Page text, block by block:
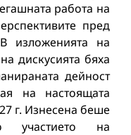
работа на
пред
изложенията на
дискусията бяха
дейност
на настоящата
г. Изнесена беше
участието на